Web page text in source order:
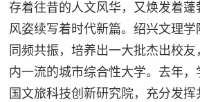
存着往昔的人文风华，又焕发着
风姿续写着时代新篇。绍兴文理
同频共振，培养出一大批杰出校友
内一流的城市综合性大学。去年
国文旅科技创新研究院，充分发挥